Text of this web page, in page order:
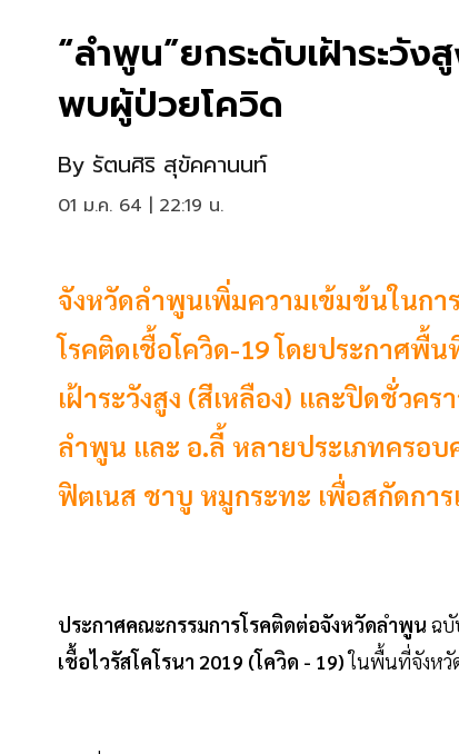
“ลำพูน”ยกระดับเฝ้าระวั
พบผู้ป่วยโควิด
By รัตนศิริ สุขัคคานนท์
01 ม.ค. 64 | 22:19 น.
จังหวัดลำพูนเพิ่มความเข้มข้นในกา
โรคติดเชื้อโควิด-19 โดยประกาศ
เฝ้าระวังสูง (สีเหลือง) และปิดชั่วค
ลำพูน และ อ.ลี้ หลายประเภทครอบ
ฟิตเนส ชาบู หมูกระทะ เพื่อสกัดกา
ประกาศคณะกรรมการโรคติดต่อจังหวัดลำพูน ฉบั
เชื้อไวรัสโคโรนา 2019 (โควิด - 19)ในพื้นที่จังหวั